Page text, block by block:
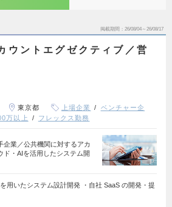
掲載期間 26/08/04～26/08/17
ウントエグゼクティブ／営
東京都 上場企業
ベンチャー企
万以上 フレックス勤務
企業／公共機関に対するアカ
ド・AIを活用したシステム開
用いたシステム設計開発 ・自社 SaaS の開発・提